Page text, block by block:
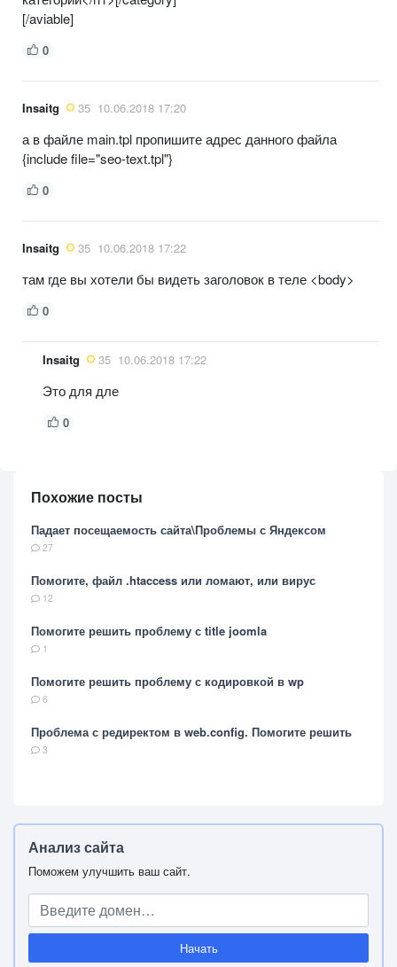
[/aviable]
0
Insaitg 35 10.06.2018 17:20
а в файле main.tpl пропишите адрес данного файла
{include file="seo-text.tpl"}
0
Insaitg 35 10.06.2018 17:22
там где вы хотели бы видеть заголовок в теле <body>
0
Insaitg 35 10.06.2018 17:22
Это для дле
0
Похожие посты
Падает посещаемость сайта\Проблемы с Яндексом
27
Помогите, файл .htaccess или ломают, или вирус
12
Помогите решить проблему с title joomla
1
Помогите решить проблему с кодировкой в wp
6
Проблема с редиректом в web.config. Помогите решить
3
Анализ сайта
Поможем улучшить ваш сайт.
Начать